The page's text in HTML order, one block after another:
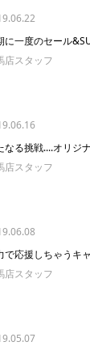
に一度のセール
店スタッフ
なる挑戦....オリジ
店スタッフ
で応援しちゃうキ
店スタッフ